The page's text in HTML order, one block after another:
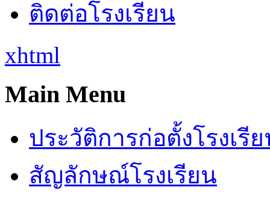
ติดต่อโรงเรียน
xhtml
Main Menu
ประวัติการก่อตั้งโรงเรี
สัญลักษณ์โรงเรียน